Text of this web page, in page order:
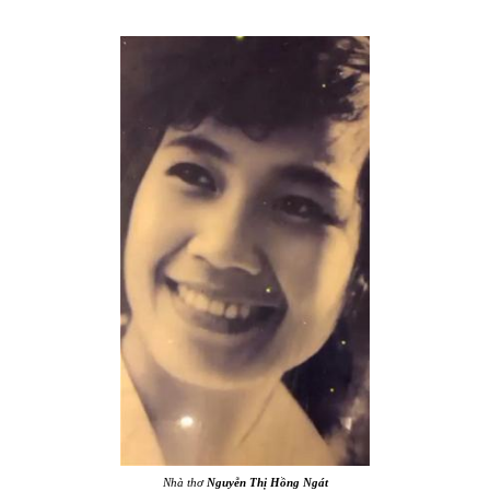
Nhà thơ Nguyễn Thị Hồng Ngát